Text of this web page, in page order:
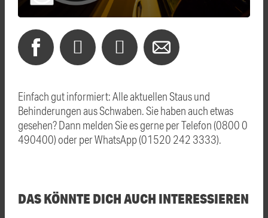
Einfach gut informiert: Alle aktuellen Staus und
Behinderungen aus Schwaben. Sie haben auch etwas
gesehen? Dann melden Sie es gerne per Telefon (0800 0
490400) oder per WhatsApp (01520 242 3333).
DAS KÖNNTE DICH AUCH INTERESSIEREN